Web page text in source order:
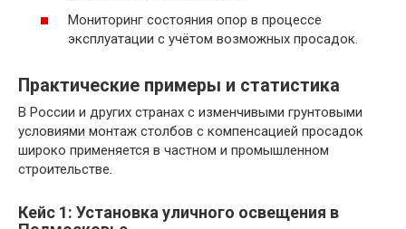
Мониторинг состояния опор в процессе
эксплуатации с учётом возможных просадок.
Практические примеры и статистика
В России и других странах с изменчивыми грунтовыми
условиями монтаж столбов с компенсацией просадок
широко применяется в частном и промышленном
строительстве.
Кейс 1: Установка уличного освещения в